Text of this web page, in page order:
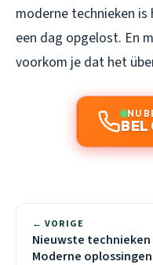
moderne technieken
een dag opgelost. En
voorkom je dat het
NU
← VORIGE
Nieuwste
Moderne oplossingen